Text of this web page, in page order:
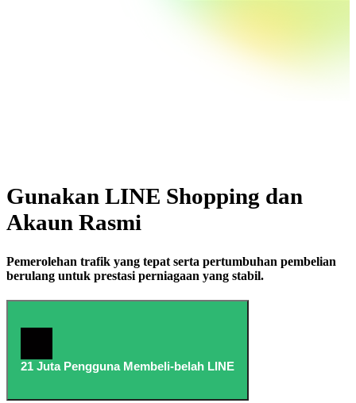
Gunakan LINE Shopping dan
Akaun Rasmi
Pemerolehan trafik yang tepat serta pertumbuhan pembelian
berulang untuk prestasi perniagaan yang stabil.
21 Juta Pengguna Membeli-belah LINE